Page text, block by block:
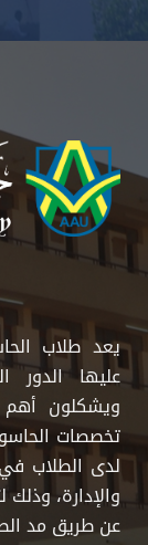
يعد طلاب
عليها الدور
ويشكلون أهم
تخصصات
لدى الطلاب
والإدارة،
عن طريق مد